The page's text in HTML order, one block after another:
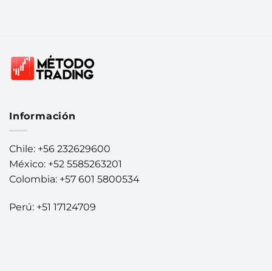
Información
Chile: +56 232629600
México: +52 5585263201
Colombia: +57 601 5800534
Perú: +51 17124709